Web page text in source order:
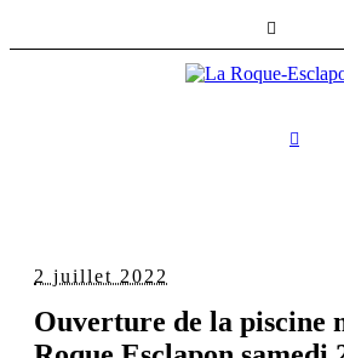
2 juillet 2022
Ouverture de la piscine